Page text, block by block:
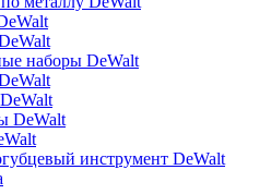
наборы DeWalt
DeWalt
инструмент DeWalt